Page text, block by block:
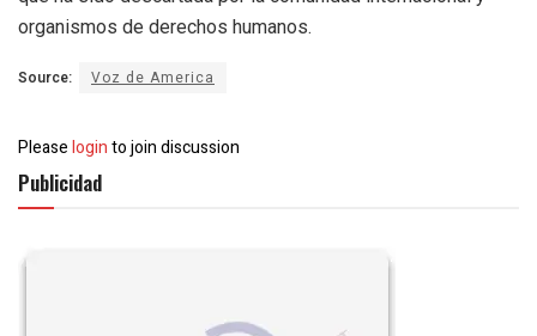
organismos de derechos humanos.
Source: Voz de America
Pleaseloginto join discussion
Publicidad